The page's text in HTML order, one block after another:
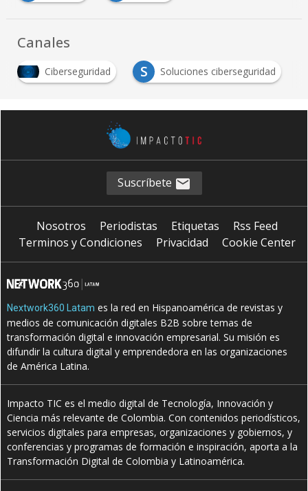
Canales
Ciberseguridad S Soluciones ciberseguridad
Suscríbete
Nosotros Periodistas Etiquetas
Rss Feed
Terminos y Condiciones
Privacidad Cookie Center
Nextwork360 Latam es la red en Hispanoamérica de revistas y
medios de comunicación digitales B2B sobre temas de
transformación digital e innovación empresarial. Su misión es
difundir la cultura digital y emprendedora en las organizaciones
de América Latina.
Impacto TIC es el medio digital de Tecnología, Innovación y
Ciencia más relevante de Colombia. Con contenidos periodísticos,
servicios digitales para empresas, organizaciones y gobiernos, y
conferencias y programas de formación e inspiración, aporta a la
Transformación Digital de Colombia y Latinoamérica.